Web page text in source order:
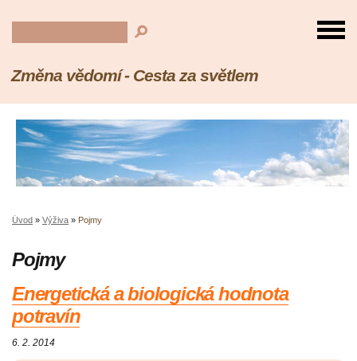
Změna vědomí - Cesta za světlem
Úvod » Výživa » Pojmy
Pojmy
Energetická a biologická hodnota
potravín
6. 2. 2014